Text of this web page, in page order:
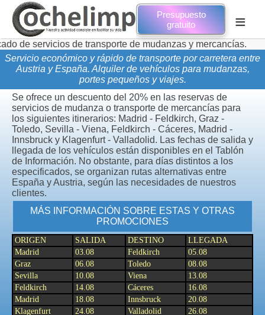
Presupuesto
gratuito
≡
de transporte de mudanzas y mercancías.
Servicio económico y rápido de transporte por carretera entre
Austria y España. Alquiler de vehículos para mudanzas,
portes pequeños y viajes.
Se ofrece un descuento del 20% en las reservas de
servicios de mudanza o transporte de mercancías para
los siguientes itinerarios: Madrid - Feldkirch, Graz -
Toledo, Sevilla - Viena, Feldkirch - Cáceres, Madrid -
Innsbruck y Klagenfurt - Valladolid. Las fechas de salida y
llegada de los vehículos están disponibles en el Tablón
de Información. No obstante, para días distintos a los
especificados, se organizan rutas alternativas entre
España y Austria, según las necesidades de nuestros
clientes.
MÁS INFORMACIÓN SOBRE ESTAS Y OTRAS
PROMOCIONES
ORIGEN SALIDA DESTINO
LLEGADA
Madrid
03.08 Feldkirch
05.08
Graz
06.08 Toledo
08.08
Sevilla
10.08 Viena
13.08
Feldkirch
14.08 Cáceres
16.08
Madrid
18.08 Innsbruck
20.08
Klagenfurt
24.08 Valladolid 26.08